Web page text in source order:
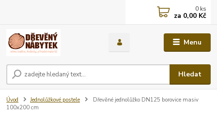
Menu
Hledat
0 ks
za 0,00 Kč
Úvod Jednolůžkové postele
Dřevěné jednolůžko DN125 borovice masiv
100x200 cm